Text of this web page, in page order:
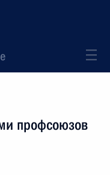
профсоюзов